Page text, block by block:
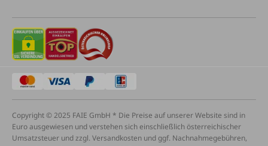
Copyright © 2025 FAIE GmbH * Die Preise auf unserer Website sind in
Euro ausgewiesen und verstehen sich einschließlich österreichischer
Umsatzsteuer und zzgl. Versandkosten und ggf. Nachnahmegebühren,